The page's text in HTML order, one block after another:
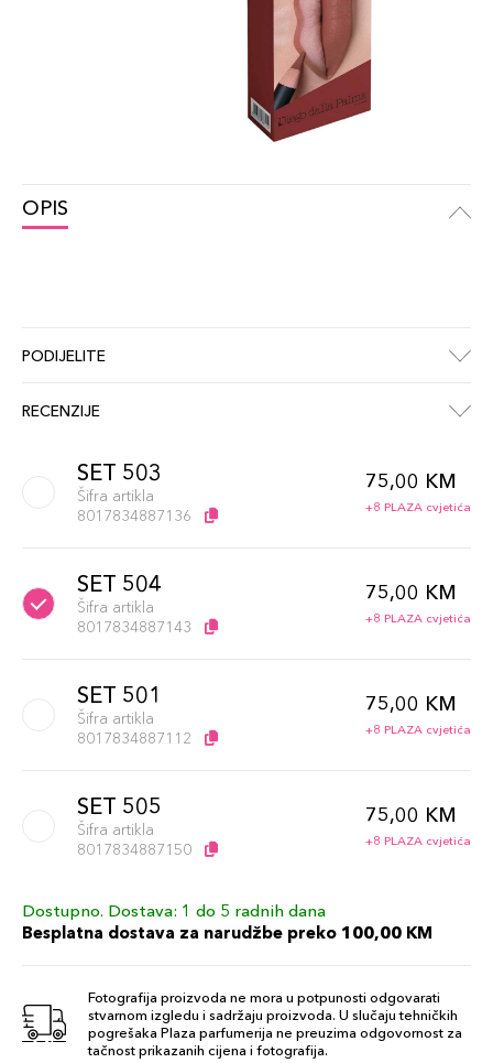
OPIS
PODIJELITE
RECENZIJE
SET 503
Šifra artikla
8017834887136
75,00 KM
+8 PLAZA cvjetića
SET 504
Šifra artikla
8017834887143
75,00 KM
+8 PLAZA cvjetića
SET 501
Šifra artikla
8017834887112
75,00 KM
+8 PLAZA cvjetića
SET 505
Šifra artikla
8017834887150
75,00 KM
+8 PLAZA cvjetića
SET 507
Šifra artikla
75,00 KM
SET 502
Šifra artikla
75,00 KM
Dostupno. Dostava: 1 do 5 radnih dana
Besplatna dostava za narudžbe preko 100,00 KM
Fotografija proizvoda ne mora u potpunosti odgovarati
stvarnom izgledu i sadržaju proizvoda. U slučaju tehničkih
pogrešaka Plaza parfumerija ne preuzima odgovornost za
tačnost prikazanih cijena i fotografija.